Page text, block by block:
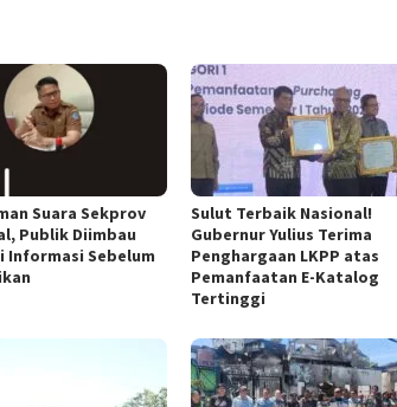
Suara Sekprov
Publik Diimbau
Informasi Sebelum
Sulut Terbaik Nasional!
Gubernur Yulius Terima
Penghargaan LKPP atas
Pemanfaatan E-Katalog
Tertinggi